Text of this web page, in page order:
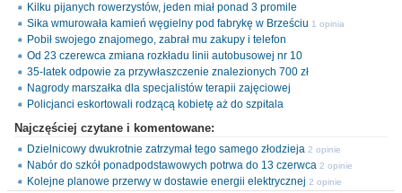
Kilku pijanych rowerzystów, jeden miał ponad 3 promile
Sika wmurowała kamień węgielny pod fabrykę w Brześciu 1 opinia
Pobił swojego znajomego, zabrał mu zakupy i telefon
Od 23 czerewca zmiana rozkładu linii autobusowej nr 10
35-latek odpowie za przywłaszczenie znalezionych 700 zł
Nagrody marszałka dla specjalistów terapii zajęciowej
Policjanci eskortowali rodzącą kobietę aż do szpitala
Najczęściej czytane i komentowane:
Dzielnicowy dwukrotnie zatrzymał tego samego złodzieja 2 opinie
Nabór do szkół ponadpodstawowych potrwa do 13 czerwca 2 opinie
Kolejne planowe przerwy w dostawie energii elektrycznej 2 opinie